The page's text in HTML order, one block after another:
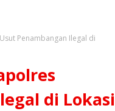
Penambangan Ilegal di
di Lokasi